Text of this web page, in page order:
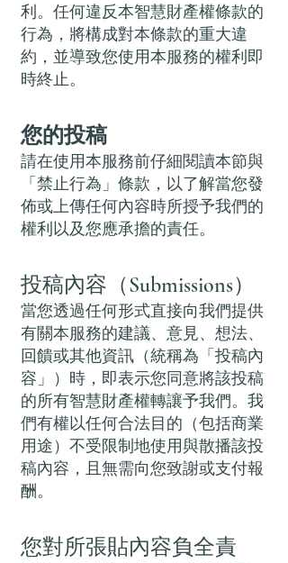
利。任何違反本智慧財產權條款的
行為，將構成對本條款的重大違
約，並導致您使用本服務的權利即
時終止。
您的投稿
請在使用本服務前仔細閱讀本節與
「禁止行為」條款，以了解當您發
佈或上傳任何內容時所授予我們的
權利以及您應承擔的責任。
投稿內容（Submissions）
當您透過任何形式直接向我們提供
有關本服務的建議、意見、想法、
回饋或其他資訊（統稱為「投稿內
容」）時，即表示您同意將該投稿
的所有智慧財產權轉讓予我們。我
們有權以任何合法目的（包括商業
用途）不受限制地使用與散播該投
稿內容，且無需向您致謝或支付報
酬。
您對所張貼內容負全責